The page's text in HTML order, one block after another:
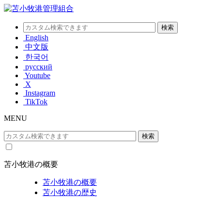
English
中文版
한국어
русский
Youtube
X
Instagram
TikTok
MENU
苫小牧港の概要
苫小牧港の概要
苫小牧港の歴史